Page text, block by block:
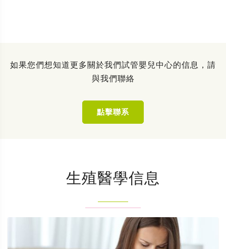
如果您們想知道更多關於我們試管嬰兒中心的信息，請
與我們聯絡
點擊聯系
生殖醫學信息